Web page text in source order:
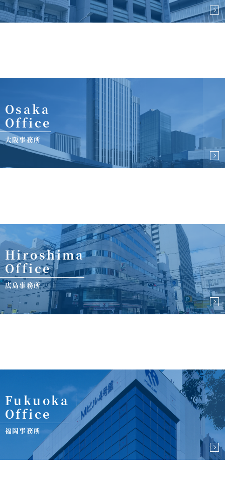
Osaka
Office
大阪事務所
Hiroshima
Office
広島事務所
Fukuoka
Office
福岡事務所